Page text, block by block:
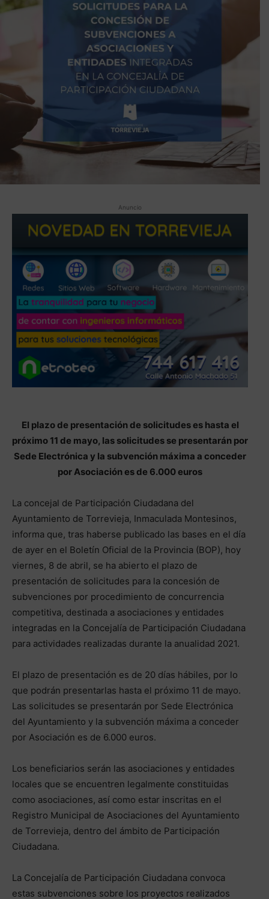
Anuncio
El plazo de presentación de solicitudes es hasta el
próximo 11 de mayo, las solicitudes se presentarán por
Sede Electrónica y la subvención máxima a conceder
por Asociación es de 6.000 euros
La concejal de Participación Ciudadana del
Ayuntamiento de Torrevieja, Inmaculada Montesinos,
informa que, tras haberse publicado las bases en el día
de ayer en el Boletín Oficial de la Provincia (BOP), hoy
viernes, 8 de abril, se ha abierto el plazo de
presentación de solicitudes para la concesión de
subvenciones por procedimiento de concurrencia
competitiva, destinada a asociaciones y entidades
integradas en la Concejalía de Participación Ciudadana
para actividades realizadas durante la anualidad 2021.
El plazo de presentación es de 20 días hábiles, por lo
que podrán presentarlas hasta el próximo 11 de mayo.
Las solicitudes se presentarán por Sede Electrónica
del Ayuntamiento y la subvención máxima a conceder
por Asociación es de 6.000 euros.
Los beneficiarios serán las asociaciones y entidades
locales que se encuentren legalmente constituidas
como asociaciones, así como estar inscritas en el
Registro Municipal de Asociaciones del Ayuntamiento
de Torrevieja, dentro del ámbito de Participación
Ciudadana.
La Concejalía de Participación Ciudadana convoca
estas subvenciones sobre los proyectos realizados